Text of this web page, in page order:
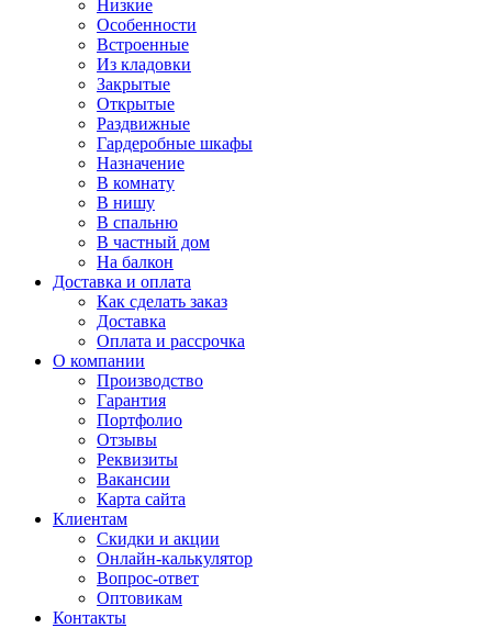
Низкие
Особенности
Встроенные
Из кладовки
Закрытые
Открытые
Раздвижные
Гардеробные шкафы
Назначение
В комнату
В нишу
В спальню
В частный дом
На балкон
Доставка и оплата
Как сделать заказ
Доставка
Оплата и рассрочка
О компании
Производство
Гарантия
Портфолио
Отзывы
Реквизиты
Вакансии
Карта сайта
Клиентам
Скидки и акции
Онлайн-калькулятор
Вопрос-ответ
Оптовикам
Контакты